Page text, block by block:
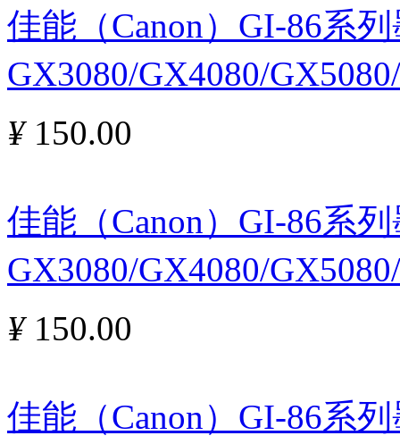
佳能（Canon）GI-86系
GX3080/GX4080/
¥150.00
佳能（Canon）GI-86系
GX3080/GX4080/
¥150.00
佳能（Canon）GI-86系